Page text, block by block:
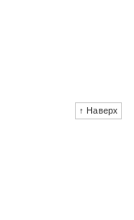
↑ Наверх